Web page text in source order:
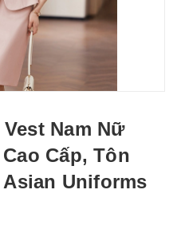
Nam Nữ
Cấp, Tôn
Asian Uniforms